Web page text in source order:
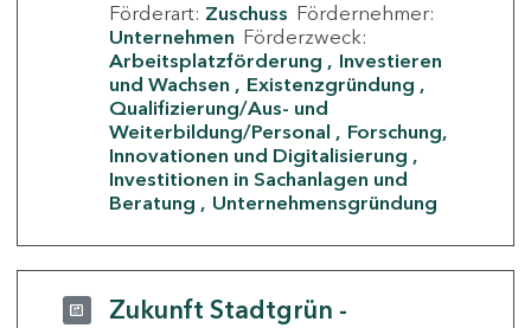
Förderart: Zuschuss Fördernehmer:
Unternehmen Förderzweck:
Arbeitsplatzförderung
Investieren
und Wachsen
Existenzgründung
Qualifizierung/Aus- und
Weiterbildung/Personal
Forschung,
Innovationen und Digitalisierung
Investitionen in Sachanlagen und
Beratung
Unternehmensgründung
Zukunft Stadtgrün -